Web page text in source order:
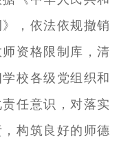
，依法依规撤销
资格限制库，清
校各级党组织和
任意识，对落实
构筑良好的师德